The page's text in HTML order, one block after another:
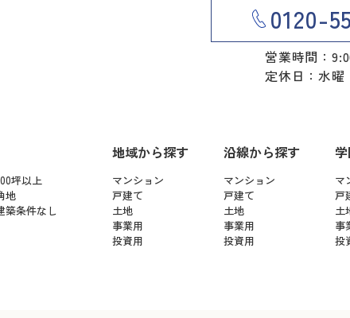
0120-
営業時間：
定休日：水曜
坪以上
地
築条件なし
地域から探す
マンション
戸建て
土地
事業用
投資用
沿線から探す
マンション
戸建て
土地
事業用
投資用
マ
戸
土
事
投